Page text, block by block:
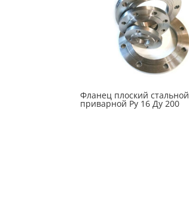
Фланец плоский стальной
приварной Ру 16 Ду 200